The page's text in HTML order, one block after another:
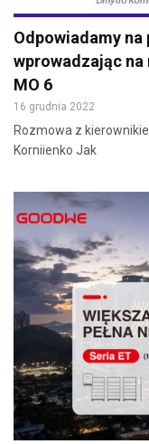
Odpowiadamy
wprowadzając na
MO 6
16 grudnia 2022
Rozmowa z
Korniienko Jak